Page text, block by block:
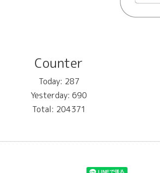
Counter
Today: 287
Yesterday:690
Total: 204371